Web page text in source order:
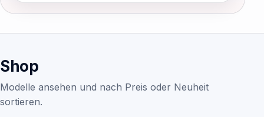
Shop
Modelle ansehen und nach Preis oder Neuheit
sortieren.